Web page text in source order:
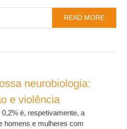
READ MORE
neurobiologia:
e violência
é, respetivamente, a
homens e mulheres com